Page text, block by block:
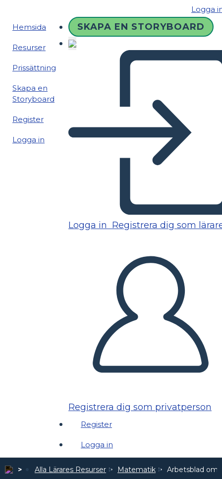
Logga
Hemsida
Resurser
Prissättning
Skapa en
Storyboard
Register
Logga in
SKAPA EN STORYBOARD
Logga in Registrera dig som
Registrera dig som privatperson
Register
Logga in
Alla Lärares Resurser Matematik Arbetsblad om